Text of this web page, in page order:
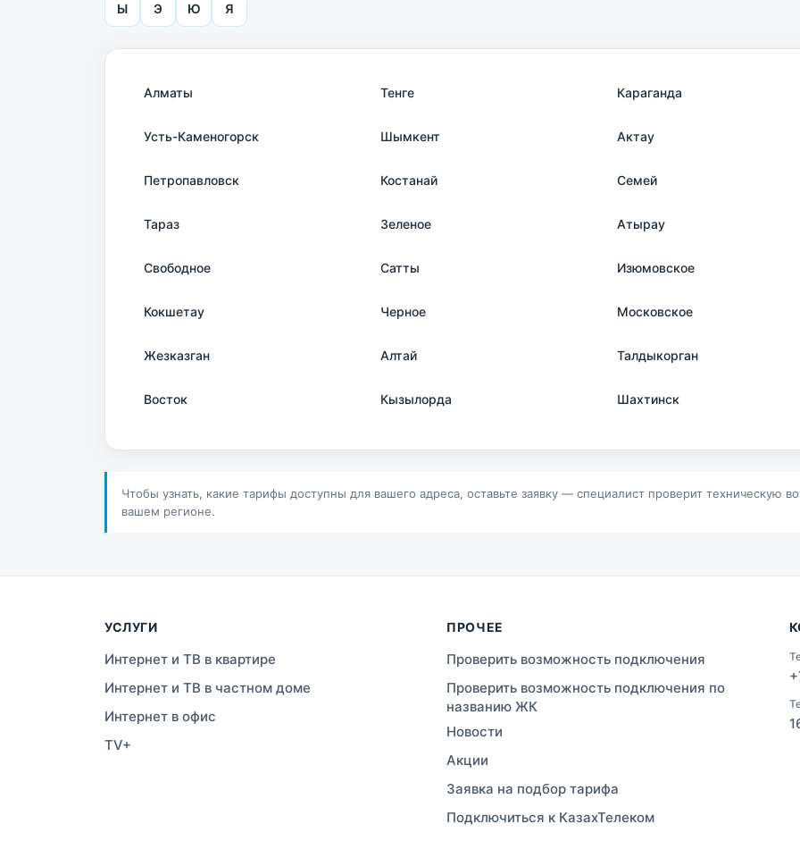
Ы Э Ю Я
Алматы Тенге Караганда
Усть-Каменогорск Шымкент Актау
Петропавловск Костанай Семей
Тараз Зеленое Атырау
Свободное Сатты Изюмовское
Кокшетау Черное Московское
Жезказган Алтай Талдыкорган
Восток Кызылорда Шахтинск
Шучинск
Чтобы узнать, какие тарифы доступны для вашего адреса, оставьте заявку — специалист проверит техническую
вашем регионе.
УСЛУГИ
Интернет и ТВ в квартире
Интернет и ТВ в частном доме
Интернет в офис
TV+
ПРОЧЕЕ
Проверить возможность подключения
Проверить возможность подключения по
названию ЖК
Новости
Акции
Заявка на подбор тарифа
Подключиться к КазахТелеком